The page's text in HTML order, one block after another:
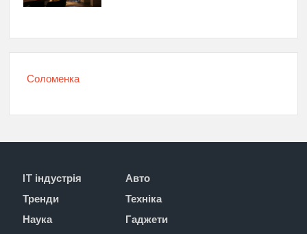
Соломенка
IT індустрія
Авто
Тренди
Техніка
Наука
Гаджети